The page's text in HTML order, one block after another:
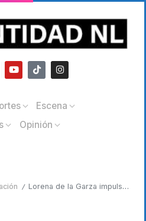
Escena
Opinión
/ Lorena de la Garza impulsa las voces de la niñez con el programa “Diputaditos Regios“